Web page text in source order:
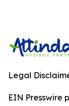
Legal
EIN Presswire